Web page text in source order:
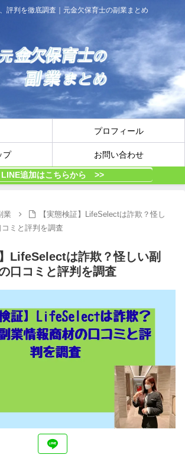
評判を徹底調査｜元金欠保育士の副業まとめ
プロフィール
プ お問い合わせ
LINE追加はこちらから >>
業
【実態検証】LifeSelectは詐欺？怪し
ミと評判を調査
】LifeSelectは詐欺？怪しい副
口コミと評判を調査